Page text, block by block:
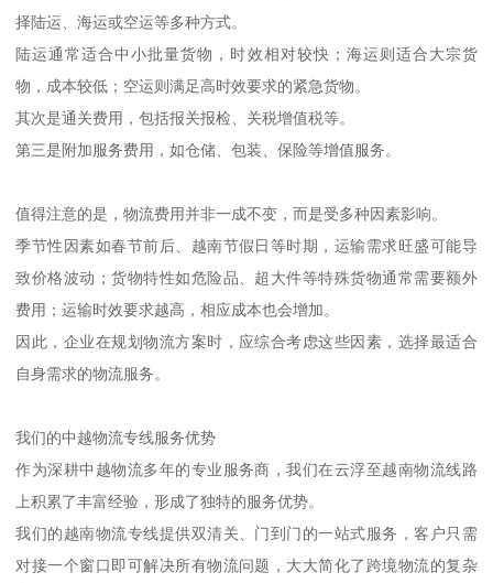
择陆运、海运或空运等多种方式。
陆运通常适合中小批量货物，时效相对较快；海运则适合大宗货
物，成本较低；空运则满足高时效要求的紧急货物。
其次是通关费用，包括报关报检、关税增值税等。
第三是附加服务费用，如仓储、包装、保险等增值服务。
值得注意的是，物流费用并非一成不变，而是受多种因素影响。
季节性因素如春节前后、越南节假日等时期，运输需求旺盛可能导
致价格波动；货物特性如危险品、超大件等特殊货物通常需要额外
费用；运输时效要求越高，相应成本也会增加。
因此，企业在规划物流方案时，应综合考虑这些因素，选择最适合
自身需求的物流服务。
我们的中越物流专线服务优势
作为深耕中越物流多年的专业服务商，我们在云浮至越南物流线路
上积累了丰富经验，形成了独特的服务优势。
我们的越南物流专线提供双清关、门到门的一站式服务，客户只需
对接一个窗口即可解决所有物流问题，大大简化了跨境物流的复杂